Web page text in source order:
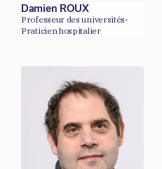
Damien ROUX
Professeur des universités-
Praticien hospitalier